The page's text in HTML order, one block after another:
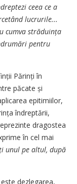
ceea ce a
lucrurile...
cumva străduința
pentru
Părinți în
păcate și
epitimiilor,
îndreptării,
dragostea
în cel mai
unul pe altul, după
dezlegarea,